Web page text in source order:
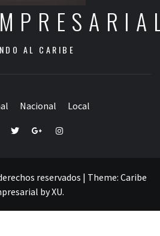
AL CARIBE
Nacional Local
TwitterGoogle+Instagram
reservados | Theme: Caribe
byXU.